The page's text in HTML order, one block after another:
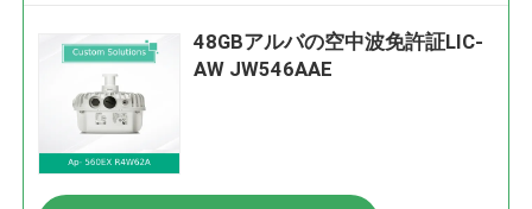
48GBアルバの空中波免許証LIC-
AW JW546AAE